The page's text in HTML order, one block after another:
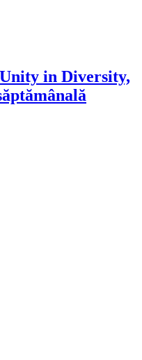
in Diversity,